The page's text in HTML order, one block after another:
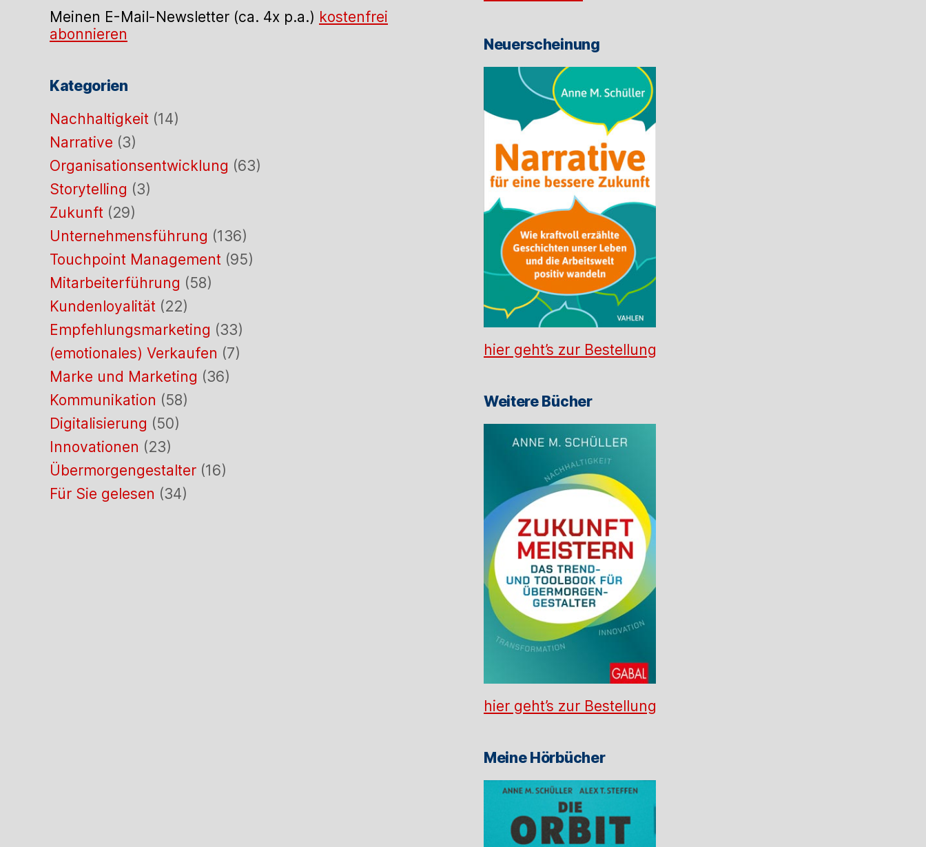
Meinen E-Mail-Newsletter (ca. 4x p.a.) kostenfrei
abonnieren
Kategorien
Nachhaltigkeit (14)
Narrative (3)
Organisationsentwicklung (63)
Storytelling (3)
Zukunft (29)
Unternehmensführung (136)
Touchpoint Management (95)
Mitarbeiterführung (58)
Kundenloyalität (22)
Empfehlungsmarketing (33)
(emotionales) Verkaufen (7)
Marke und Marketing (36)
Kommunikation (58)
Digitalisierung (50)
Innovationen (23)
Übermorgengestalter (16)
Für Sie gelesen (34)
Neuerscheinung
hier geht’s zur Bestellung
Weitere Bücher
hier geht’s zur Bestellung
Meine Hörbücher